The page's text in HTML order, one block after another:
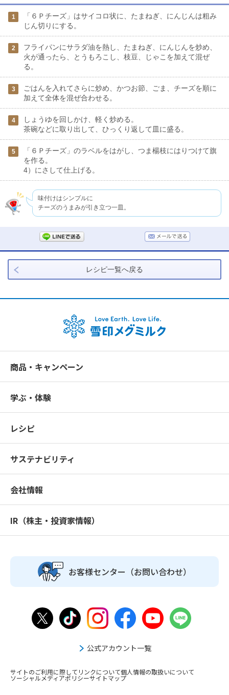
1
「６Ｐチーズ」はサイコロ状に、たまねぎ、にんじんは粗み
じん切りにする。
2
フライパンにサラダ油を熱し、たまねぎ、にんじんを炒め、
火が通ったら、とうもろこし、枝豆、じゃこを加えて混ぜ
る。
3
ごはんを入れてさらに炒め、かつお節、ごま、チーズを順に
加えて全体を混ぜ合わせる。
4
しょうゆを回しかけ、軽く炒める。
茶碗などに取り出して、ひっくり返して皿に盛る。
5
「６Ｐチーズ」のラベルをはがし、つま楊枝にはりつけて旗
を作る。
4）にさして仕上げる。
味付けはシンプルに
チーズのうまみが引き立つ一皿。
レシピ一覧へ戻る
商品・キャンペーン
学ぶ・体験
レシピ
サステナビリティ
会社情報
IR（株主・投資家情報）
お客様センター （お問い合わせ）
公式アカウント一覧
サイトのご利用に際して リンクについて個人情報の取扱いについて
ソーシャルメディアポリシーサイトマップ